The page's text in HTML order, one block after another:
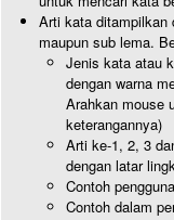
Arti kata ditampilkan
maupun sub lema.
Jenis kata atau
dengan warna
Arahkan mouse
keterangannya)
Arti ke-1, 2, 3
dengan latar
Contoh
Contoh dalam